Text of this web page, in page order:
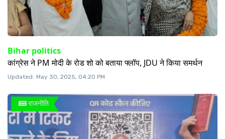
Bihar politics
कांग्रेस ने PM मोदी के रोड शो को बताया फ्लॉप, JDU ने किया समर्थन
Updated: May 30, 2025, 04:20 PM
राजनीति